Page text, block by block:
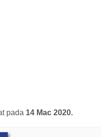
pada 14 Mac 2020.